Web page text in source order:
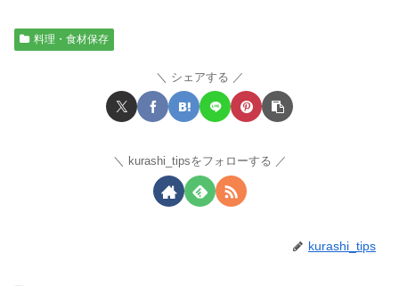
料理・食材保存
シェアする
kurashi_tipsをフォローする
kurashi_tips